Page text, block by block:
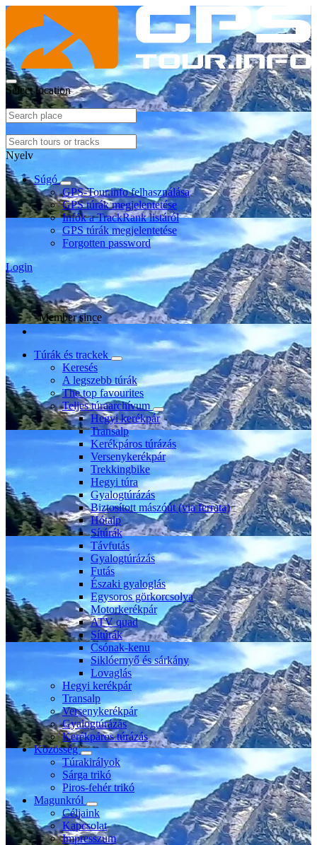
Select location
Nyelv
Súgó
GPS-Tour.info felhasználása
GPS túrák megjelentetése
Infók a TrackRank listáról
GPS túrák megjelentetése
Forgotten password
Login
Member since
Túrák és trackek
Keresés
A legszebb túrák
The top favourites
Teljes túraarchívum
Hegyi kerékpár
Transalp
Kerékpáros túrázás
Versenykerékpár
Trekkingbike
Hegyi túra
Gyalogtúrázás
Biztosított mászóút (via ferrata)
Hótalp
Sítúrák
Távfutás
Gyalogtúrázás
Futás
Északi gyaloglás
Egysoros görkorcsolya
Motorkerékpár
ATV quad
Sítúrák
Csónak-kenu
Siklóernyő és sárkány
Lovaglás
Hegyi kerékpár
Transalp
Versenykerékpár
Gyalogtúrázás
Kerékpáros túrázás
Közösség
Túrakirályok
Sárga trikó
Piros-fehér trikó
Magunkról
Céljaink
Kapcsolat
Impresszum